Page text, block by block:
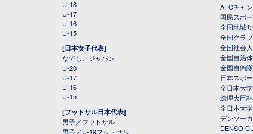
U-18
U-17
U-16
U-15
[日本女子代表]
なでしこジャパン
U-20
U-17
U-16
U-15
[フットサル日本代表]
男子／フットサル
男子／U-19フットサル
AFCチャ
国民スポ
全国地域
全国クラ
全国社会
全国自治
全国自衛
日本スポ
全日本大
総理大臣
全日本大
デンソー
DENSO